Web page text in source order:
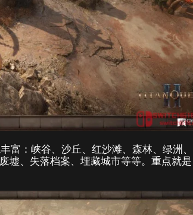
富：峡谷、沙丘、红沙滩、森林、绿洲
墟、失落档案、埋藏城市等等。重点就